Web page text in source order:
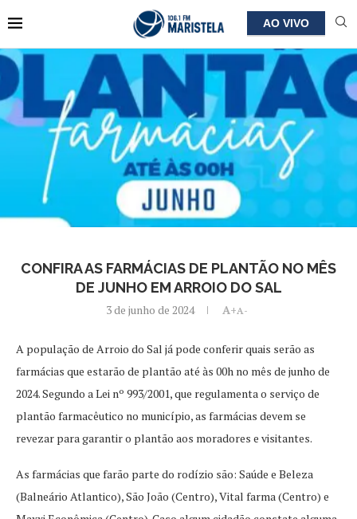
AO VIVO
CONFIRA AS FARMÁCIAS DE PLANTÃO NO MÊS
DE JUNHO EM ARROIO DO SAL
3 de junho de 2024 A+A-
A população de Arroio do Sal já pode conferir quais serão as
farmácias que estarão de plantão até às 00h no mês de junho de
2024. Segundo a Lei nº 993/2001, que regulamenta o serviço de
plantão farmacêutico no município, as farmácias devem se
revezar para garantir o plantão aos moradores e visitantes.
As farmácias que farão parte do rodízio são: Saúde e Beleza
(Balneário Atlantico), São João (Centro), Vital farma (Centro) e